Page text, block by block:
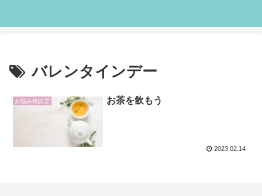
バレンタインデー
お悩み相談室 お茶を飲もう
2023.02.14